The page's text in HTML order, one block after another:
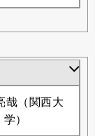
哉（関西大
学）